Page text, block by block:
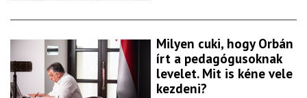
Milyen cuki, hogy Orbán
írt a pedagógusoknak
levelet. Mit is kéne vele
kezdeni?